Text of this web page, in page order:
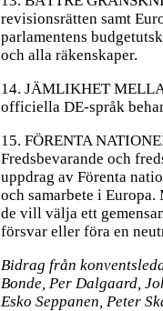
revisionsrätten samt
parlamentens
och alla räkenskaper.
14. JÄMLIKHET
officiella DE-språk
15. FÖRENTA
Fredsbevarande och
uppdrag av Förenta
och samarbete i
de vill välja ett
försvar eller föra en
Bidrag från
Bonde, Per Dalgaard,
Esko Seppanen, Peter